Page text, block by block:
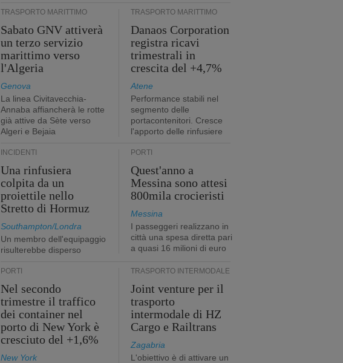
TRASPORTO MARITTIMO
Sabato GNV attiverà
un terzo servizio
marittimo verso
l'Algeria
Genova
La linea Civitavecchia-
Annaba affiancherà le rotte
già attive da Sète verso
Algeri e Bejaia
TRASPORTO MARITTIMO
Danaos Corporation
registra ricavi
trimestrali in
crescita del +4,7%
Atene
Performance stabili nel
segmento delle
portacontenitori. Cresce
l'apporto delle rinfusiere
INCIDENTI
Una rinfusiera
colpita da un
proiettile nello
Stretto di Hormuz
Southampton/Londra
Un membro dell'equipaggio
risulterebbe disperso
PORTI
Quest'anno a
Messina sono attesi
800mila crocieristi
Messina
I passeggeri realizzano in
città una spesa diretta pari
a quasi 16 milioni di euro
PORTI
Nel secondo
trimestre il traffico
dei container nel
porto di New York è
cresciuto del +1,6%
New York
TRASPORTO INTERMODALE
Joint venture per il
trasporto
intermodale di HZ
Cargo e Railtrans
Zagabria
L'obiettivo è di attivare un